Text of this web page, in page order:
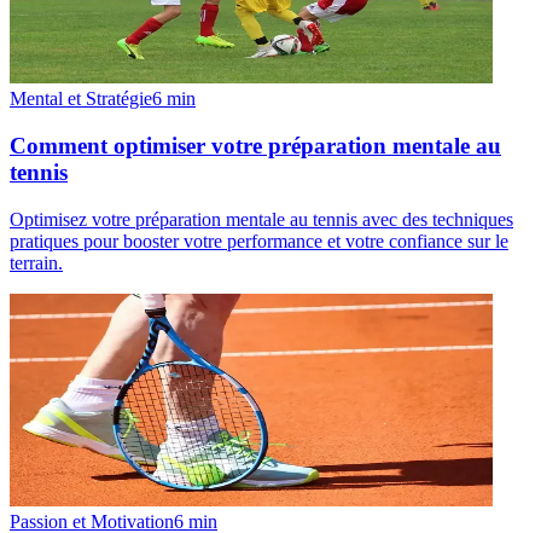
Mental et Stratégie6 min
Comment optimiser votre préparation mentale au
tennis
Optimisez votre préparation mentale au tennis avec des techniques
pratiques pour booster votre performance et votre confiance sur le
terrain.
Passion et Motivation6 min